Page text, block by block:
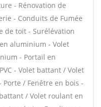
- Rénovation de
- Conduits de Fumée
de toit - Surélévation
aluminium - Volet
- Portail en
- Volet battant / Volet
Porte / Fenêtre en bois -
/ Volet roulant en